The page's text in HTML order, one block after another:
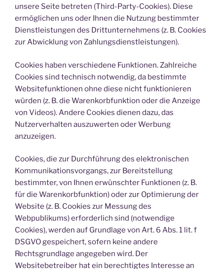
unsere Seite betreten (Third-Party-Cookies). Diese
ermöglichen uns oder Ihnen die Nutzung bestimmter
Dienstleistungen des Drittunternehmens (z. B. Cookies
zur Abwicklung von Zahlungsdienstleistungen).
Cookies haben verschiedene Funktionen. Zahlreiche
Cookies sind technisch notwendig, da bestimmte
Websitefunktionen ohne diese nicht funktionieren
würden (z. B. die Warenkorbfunktion oder die Anzeige
von Videos). Andere Cookies dienen dazu, das
Nutzerverhalten auszuwerten oder Werbung
anzuzeigen.
Cookies, die zur Durchführung des elektronischen
Kommunikationsvorgangs, zur Bereitstellung
bestimmter, von Ihnen erwünschter Funktionen (z. B.
für die Warenkorbfunktion) oder zur Optimierung der
Website (z. B. Cookies zur Messung des
Webpublikums) erforderlich sind (notwendige
Cookies), werden auf Grundlage von Art. 6 Abs. 1 lit. f
DSGVO gespeichert, sofern keine andere
Rechtsgrundlage angegeben wird. Der
Websitebetreiber hat ein berechtigtes Interesse an